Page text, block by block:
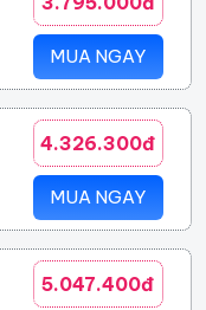
MUA NGAY
4.326.300đ
MUA NGAY
5.047.400đ